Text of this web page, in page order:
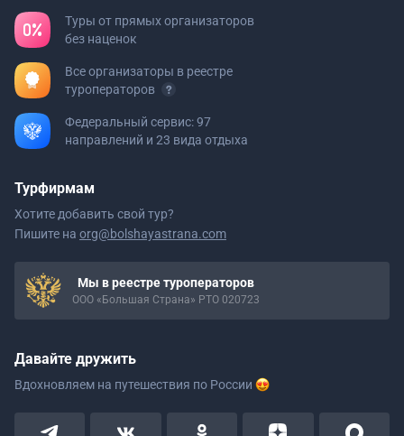
Туры от прямых организаторов
без наценок
Все организаторы в реестре
туроператоров
Федеральный сервис: 97
направлений и 23 вида отдыха
Турфирмам
Хотите добавить свой тур?
Пишите на org@bolshayastrana.com
Мы в реестре туроператоров
ООО «Большая Страна» РТО 020723
Давайте дружить
Вдохновляем на путешествия по России